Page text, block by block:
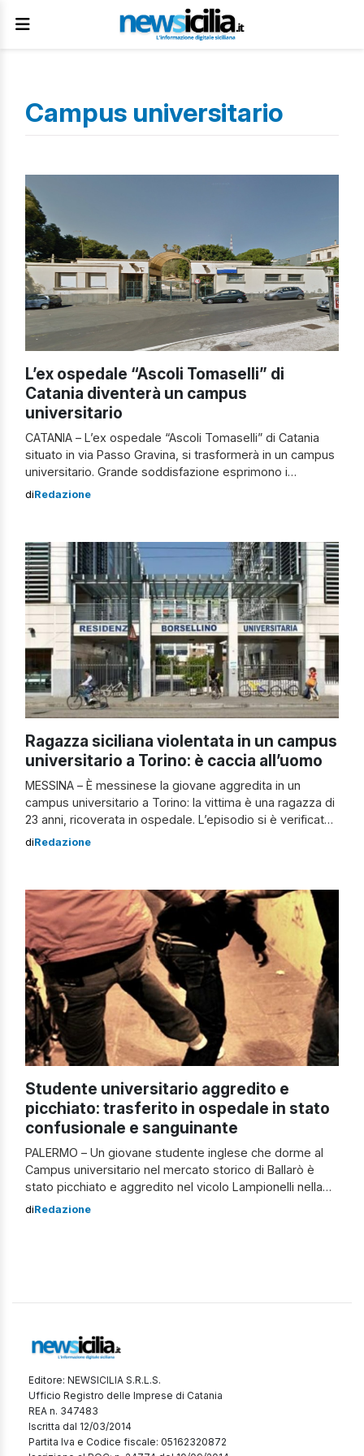
Campus universitario
L’ex ospedale “Ascoli Tomaselli” di
Catania diventerà un campus
universitario
CATANIA – L’ex ospedale “Ascoli Tomaselli” di Catania
situato in via Passo Gravina, si trasformerà in un campus
universitario. Grande soddisfazione esprimono i
sindacati Cgil, Sunia e Udu (di matrice studentesca), ma
più velocemente possibile. Le dichiarazioni dei referenti
sindacali […]
diRedazione
Ragazza siciliana violentata in un campus
universitario a Torino: è caccia all’uomo
MESSINA – È messinese la giovane aggredita in un
campus universitario a Torino: la vittima è una ragazza di
23 anni, ricoverata in ospedale. L’episodio si è verificato
ieri sera poco dopo la mezzanotte nella residenza
Universitario). La polizia […]
diRedazione
Studente universitario aggredito e
picchiato: trasferito in ospedale in stato
confusionale e sanguinante
PALERMO – Un giovane studente inglese che dorme al
Campus universitario nel mercato storico di Ballarò è
stato picchiato e aggredito nel vicolo Lampionelli nella
zona di via Maqueda a Palermo. Il giovane avrebbe
diRedazione
Editore: NEWSICILIA S.R.L.S.
Ufficio Registro delle Imprese di Catania
REA n. 347483
Iscritta dal 12/03/2014
Partita Iva e Codice fiscale: 05162320872